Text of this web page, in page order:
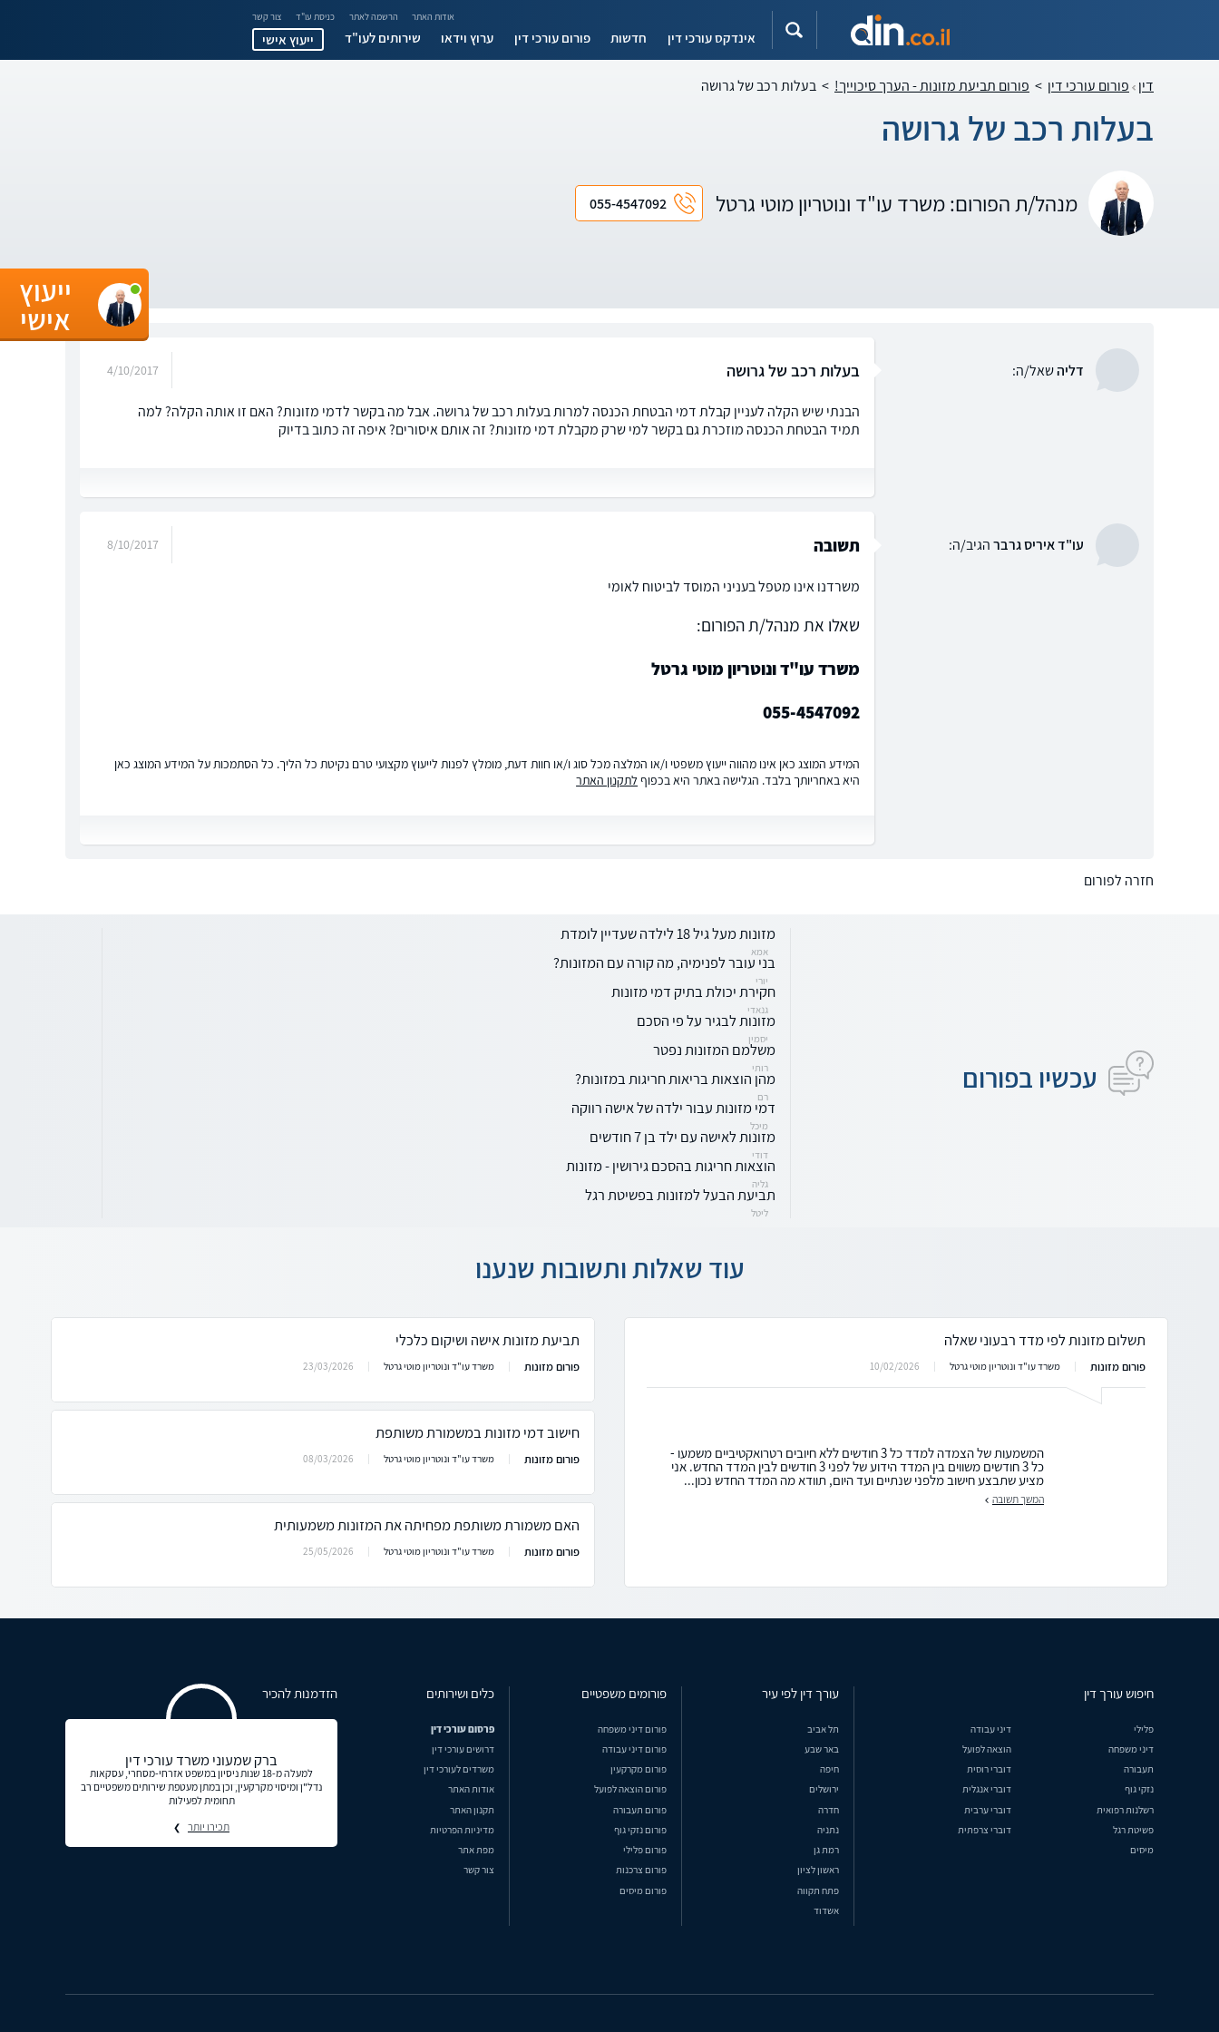
אודות האתר הרשמה לאתר כניסת עו"ד צור קשר
אינדקס עורכי דין חדשות פורום עורכי דין ערוץ וידאו שירותים לעו"ד ייעוץ אישי
דין פורום עורכי דין > פורום תביעת מזונות - הערך סיכוייך! > בעלות רכב של גרושה
בעלות רכב של גרושה
מנהל/ת הפורום: משרד עו"ד ונוטריון מוטי גרטל 055-4547092
דליהשאל/ה: בעלות רכב של גרושה 4/10/2017
הבנתי שיש הקלה לעניין קבלת דמי הבטחת הכנסה למרות בעלות רכב של גרושה. אבל מה בקשר לדמי מזונות? האם זו אותה הקלה? למה
תמיד הבטחת הכנסה מוזכרת גם בקשר למי שרק מקבלת דמי מזונות? זה אותם איסורים? איפה זה כתוב בדיוק
עו"ד איריס גרברהגיב/ה: תשובה 8/10/2017
משרדנו אינו מטפל בעניני המוסד לביטוח לאומי
שאלו את מנהל/ת הפורום:
משרד עו"ד ונוטריון מוטי גרטל
055-4547092
המידע המוצג כאן אינו מהווה ייעוץ משפטי ו/או המלצה מכל סוג ו/או חוות דעת, מומלץ לפנות לייעוץ מקצועי טרם נקיטת כל הליך. כל הסתמכות על המידע המוצג כאן
היא באחריותך בלבד. הגלישה באתר היא בכפוף לתקנון האתר
חזרה לפורום
עכשיו בפורום
מזונות מעל גיל 18 לילדה שעדיין לומדת
אמא
בני עובר לפנימיה, מה קורה עם המזונות?
יורי
חקירת יכולת בתיק דמי מזונות
גנאדי
מזונות לבגיר על פי הסכם
יסמין
משלמם המזונות נפטר
רותי
מהן הוצאות בריאות חריגות במזונות?
רם
דמי מזונות עבור ילדה של אישה רווקה
מיכל
מזונות לאישה עם ילד בן 7 חודשים
דודי
הוצאות חריגות בהסכם גירושין - מזונות
גליה
תביעת הבעל למזונות בפשיטת רגל
ליטל
עוד שאלות ותשובות שנענו
תשלום מזונות לפי מדד רבעוני שאלה
פורום מזונות משרד עו"ד ונוטריון מוטי גרטל 10/02/2026
המשמעות של הצמדה למדד כל 3 חודשים ללא חיובים רטרואקטיביים משמעו -
כל 3 חודשים משווים בין המדד הידוע של לפני 3 חודשים לבין המדד החדש. אני
מציע שתבצע חישוב מלפני שנתיים ועד היום, תוודא מה המדד החדש נכון...
המשך תשובה
תביעת מזונות אישה ושיקום כלכלי
פורום מזונות משרד עו"ד ונוטריון מוטי גרטל 23/03/2026
חישוב דמי מזונות במשמורת משותפת
פורום מזונות משרד עו"ד ונוטריון מוטי גרטל 08/03/2026
האם משמורת משותפת מפחיתה את המזונות משמעותית
פורום מזונות משרד עו"ד ונוטריון מוטי גרטל 25/05/2026
ייעוץ
אישי
חיפוש עורך דין
פלילי
דיני עבודה
דיני משפחה
הוצאה לפועל
תעבורה
דוברי רוסית
נזקי גוף
דוברי אנגלית
רשלנות רפואית
דוברי ערבית
פשיטת רגל
דוברי צרפתית
מיסים
עורך דין לפי עיר
תל אביב
באר שבע
חיפה
ירושלים
חדרה
נתניה
רמת גן
ראשון לציון
פתח תקווה
אשדוד
פורומים משפטיים
פורום דיני משפחה
פורום דיני עבודה
פורום מקרקעין
פורום הוצאה לפועל
פורום תעבורה
פורום נזקי גוף
פורום פלילי
פורום צרכנות
פורום מיסים
כלים ושירותים
פרסום עורכי דין
דרושים עורכי דין
משרדים לעורכי דין
אודות האתר
תקנון האתר
מדיניות הפרטיות
מפת אתר
צור קשר
הזדמנות להכיר
ברק שמעוני משרד עורכי דין
למעלה מ-18 שנות ניסיון במשפט אזרחי-מסחרי, עסקאות
נדל"ן ומיסוי מקרקעין, וכן במתן מעטפת שירותים משפטיים רב
תחומית לפעילות
תכירו יותר